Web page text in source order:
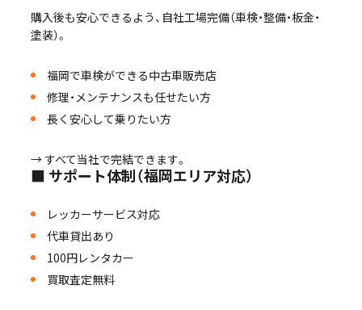
購入後も安心できるよう、自社工場完備（車検・整備・板金・
塗装）。
福岡で車検ができる中古車販売店
修理・メンテナンスも任せたい方
長く安心して乗りたい方
→ すべて当社で完結できます。
■ サポート体制（福岡エリア対応）
レッカーサービス対応
代車貸出あり
100円レンタカー
買取査定無料